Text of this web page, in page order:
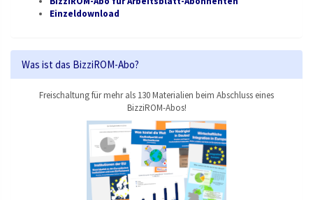
Einzeldownload
Was ist das BizziROM-Abo?
Freischaltung für mehr als 130 Materialien beim Abschluss eines
BizziROM-Abos!